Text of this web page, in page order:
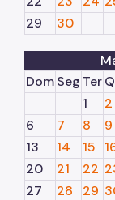
29
30
DomSeg Ter
1
2
6
7 8 9
13
14 15
20
21 22
27
28 29